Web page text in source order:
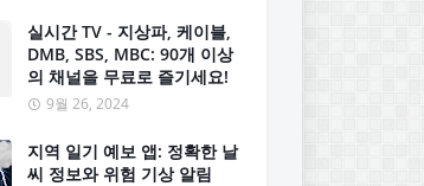
실시간 TV - 지상파, 케이블,
DMB, SBS, MBC: 90개 이상
의 채널을 무료로 즐기세요!
9월 26, 2024
지역 일기 예보 앱: 정확한 날
씨 정보와 위험 기상 알림